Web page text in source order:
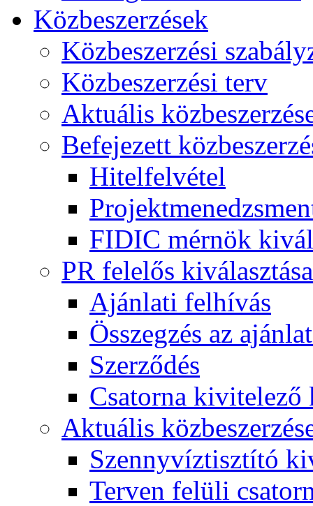
Közbeszerzések
Közbeszerzési
Közbeszerzési terv
Aktuális
Befejezett
Hitelfelvétel
FIDIC mérnök
PR felelős kiválasztása
Ajánlati felhívás
Összegzés az
Szerződés
Csatorna kivitelező
Aktuális
Szennyvíztisztító
Terven felüli